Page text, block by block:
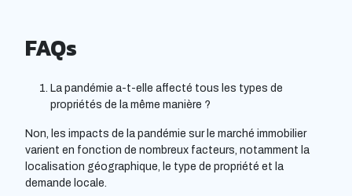
FAQs
La pandémie a-t-elle affecté tous les types de
propriétés de la même manière ?
Non, les impacts de la pandémie sur le marché immobilier
varient en fonction de nombreux facteurs, notamment la
localisation géographique, le type de propriété et la
demande locale.